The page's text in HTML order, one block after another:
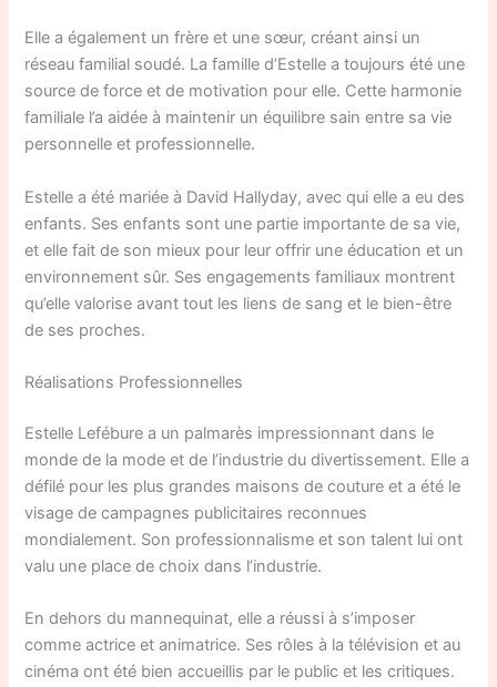
Elle a également un frère et une sœur, créant ainsi un
réseau familial soudé. La famille d’Estelle a toujours été une
source de force et de motivation pour elle. Cette harmonie
familiale l’a aidée à maintenir un équilibre sain entre sa vie
personnelle et professionnelle.
Estelle a été mariée à David Hallyday, avec qui elle a eu des
enfants. Ses enfants sont une partie importante de sa vie,
et elle fait de son mieux pour leur offrir une éducation et un
environnement sûr. Ses engagements familiaux montrent
qu’elle valorise avant tout les liens de sang et le bien-être
de ses proches.
Réalisations Professionnelles
Estelle Lefébure a un palmarès impressionnant dans le
monde de la mode et de l’industrie du divertissement. Elle a
défilé pour les plus grandes maisons de couture et a été le
visage de campagnes publicitaires reconnues
mondialement. Son professionnalisme et son talent lui ont
valu une place de choix dans l’industrie.
En dehors du mannequinat, elle a réussi à s’imposer
comme actrice et animatrice. Ses rôles à la télévision et au
cinéma ont été bien accueillis par le public et les critiques.